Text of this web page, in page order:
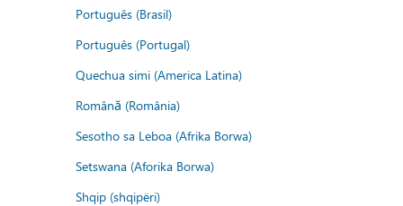
Português (Brasil)
Português (Portugal)
Quechua simi (America Latina)
Română (România)
Sesotho sa Leboa (Afrika Borwa)
Setswana (Aforika Borwa)
Shqip (shqipëri)